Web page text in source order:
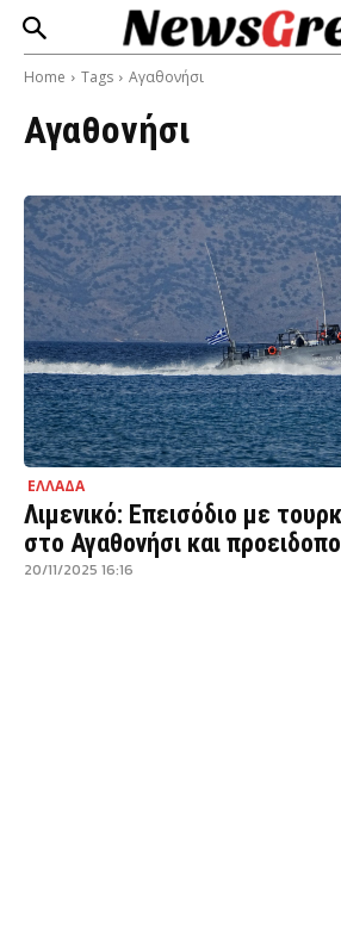
Home Tags Αγαθονήσι
Αγαθονήσι
ΕΛΛΑΔΑ
Λιμενικό: Επεισόδιο με
στο Αγαθονήσι και
20/11/2025 16:16